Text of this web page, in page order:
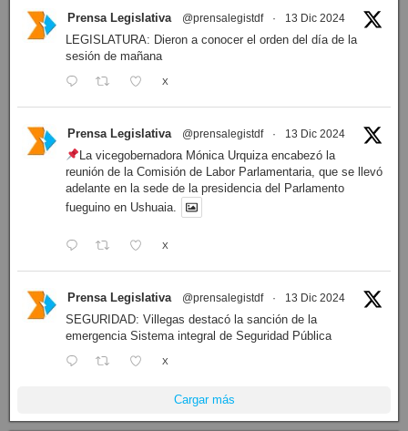
Prensa Legislativa @prensalegistdf · 13 Dic 2024
LEGISLATURA: Dieron a conocer el orden del día de la
sesión de mañana
X
Prensa Legislativa @prensalegistdf · 13 Dic 2024
La vicegobernadora Mónica Urquiza encabezó la
reunión de la Comisión de Labor Parlamentaria, que se llevó
adelante en la sede de la presidencia del Parlamento
fueguino en Ushuaia.
X
Prensa Legislativa @prensalegistdf · 13 Dic 2024
SEGURIDAD: Villegas destacó la sanción de la
emergencia Sistema integral de Seguridad Pública
X
Cargar más